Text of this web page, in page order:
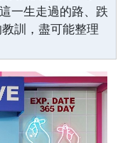
一生走過的路、跌
訓，盡可能整理